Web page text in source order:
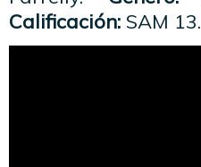
Calificación: SAM 13.